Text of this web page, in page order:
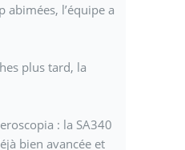
l’équipe a
plus tard, la
: la SA340
bien avancée et